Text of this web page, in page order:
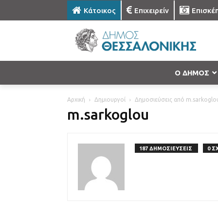
Κάτοικος Επιχειρείν
Ο ΔΗΜΟΣ
Αρχική Δημιουργοί Δημοσιεύσεις από
m.sarkoglou
187 ΔΗΜΟΣΙΕΥΣΕΙΣ 0